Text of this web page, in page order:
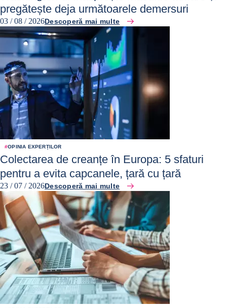
pregătește deja următoarele demersuri
03 / 08 / 2026Descoperă mai multe
#OPINIA EXPERȚILOR
Colectarea de creanțe în Europa: 5 sfaturi
pentru a evita capcanele, țară cu țară
23 / 07 / 2026Descoperă mai multe